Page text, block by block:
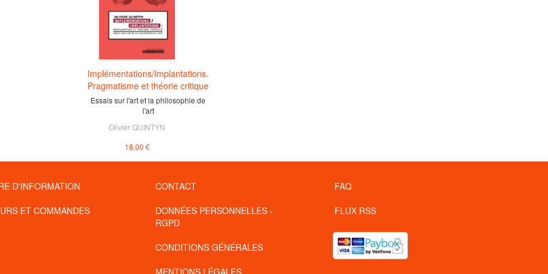
Implémentations/Implantations.
Pragmatisme et théorie critique
Essais sur l'art et la philosophie de
l'art
Olivier QUINTYN
18,00 €
D'INFORMATION
ET COMMANDES
CONTACT
DONNÉES PERSONNELLES -
RGPD
CONDITIONS GÉNÉRALES
MENTIONS LÉGALES
FAQ
FLUX RSS